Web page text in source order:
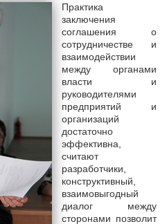
Практика
заключения
соглашения о
сотрудничестве и
взаимодействии
между органами
власти и
руководителями
предприятий и
организаций
достаточно
эффективна,
считают
разработчики,
конструктивный,
взаимовыгодный
диалог между
сторонами позволит